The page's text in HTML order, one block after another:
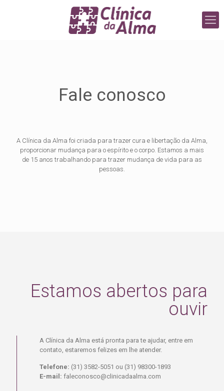
Fale conosco
A Clínica da Alma foi criada para trazer cura e libertação da Alma,
proporcionar mudança para o espírito e o corpo. Estamos a mais
de 15 anos trabalhando para trazer mudança de vida para as
pessoas.
Estamos abertos para
ouvir
A Clínica da Alma está pronta para te ajudar, entre em
contato, estaremos felizes em lhe atender.
Telefone: (31) 3582-5051 ou (31) 98300-1893
E-mail: faleconosco@clinicadaalma.com